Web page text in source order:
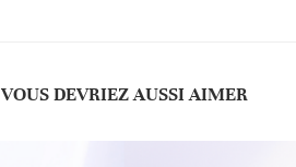
VOUS DEVRIEZ AUSSI AIMER